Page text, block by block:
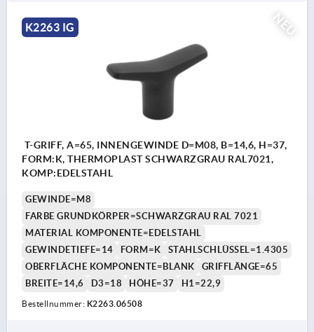
NEU
K2263 IG
T-GRIFF, A=65, INNENGEWINDE D=M08, B=14,6, H=37,
FORM:K, THERMOPLAST SCHWARZGRAU RAL7021,
KOMP:EDELSTAHL
GEWINDE=M8
FARBE GRUNDKÖRPER=SCHWARZGRAU RAL 7021
MATERIAL KOMPONENTE=EDELSTAHL
GEWINDETIEFE=14
FORM=K
STAHLSCHLÜSSEL=1.4305
OBERFLÄCHE KOMPONENTE=BLANK
GRIFFLÄNGE=65
BREITE=14,6
D3=18 HÖHE=37 H1=22,9
Bestellnummer: K2263.06508